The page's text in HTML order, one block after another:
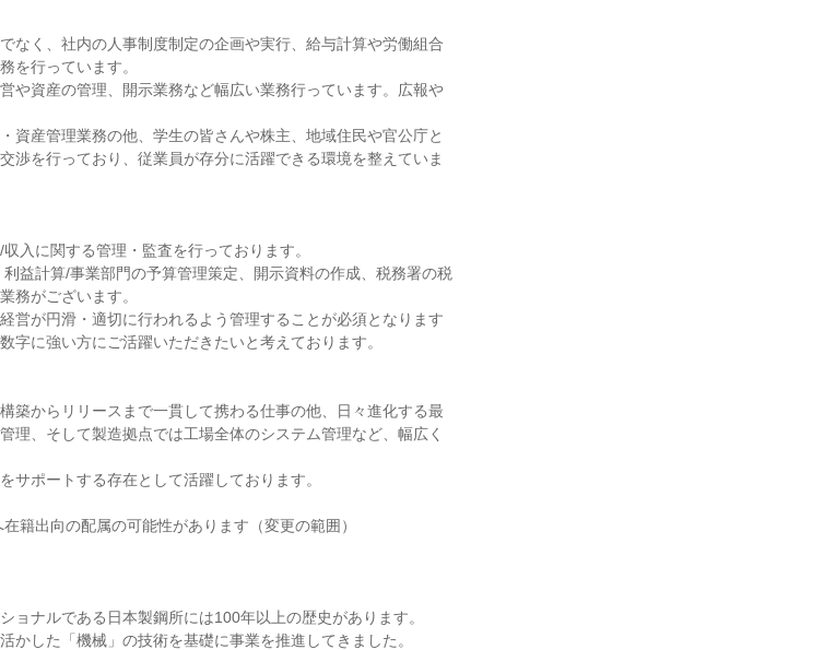
なく、社内の人事制度制定の企画や実行、給与計算や労働組合
を行っています。
や資産の管理、開示業務など幅広い業務行っています。広報や
資産管理業務の他、学生の皆さんや株主、地域住民や官公庁と
渉を行っており、従業員が存分に活躍できる環境を整えていま
入に関する管理・監査を行っております。
益計算/事業部門の予算管理策定、開示資料の作成、税務署の税
務がございます。
営が円滑・適切に行われるよう管理することが必須となります
字に強い方にご活躍いただきたいと考えております。
築からリリースまで一貫して携わる仕事の他、日々進化する最
理、そして製造拠点では工場全体のシステム管理など、幅広く
サポートする存在として活躍しております。
籍出向の配属の可能性があります（変更の範囲）
ョナルである日本製鋼所には100年以上の歴史があります。
かした「機械」の技術を基礎に事業を推進してきました。